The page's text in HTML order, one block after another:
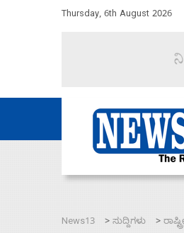
Thursday, 6th August 2026
ಹಣಬಲ ಮತ್ತು ಹೈಕಮಾಂಡ್
News13 > ಸುದ್ದಿಗಳು >